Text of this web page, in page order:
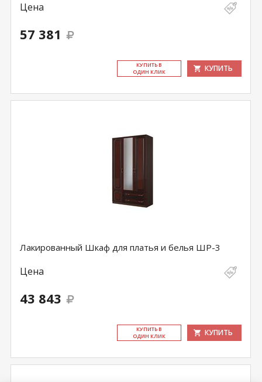
Цена
57 381
КУ­ПИТЬ В
ОДИН КЛИК
КУПИТЬ
Лакированный Шкаф для платья и белья ШР-3
Цена
43 843
КУ­ПИТЬ В
ОДИН КЛИК
КУПИТЬ